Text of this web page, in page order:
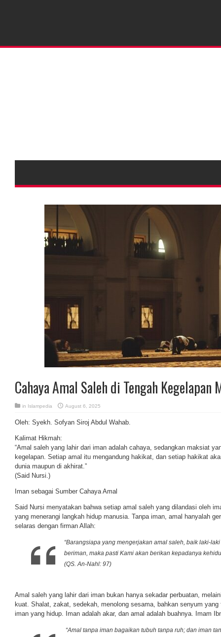
Cahaya Amal Saleh di Tengah Kegelapan
in Islampedia August 6, 2025
Oleh: Syekh. Sofyan Siroj Abdul Wahab.
Kalimat Hikmah:
“Amal saleh yang lahir dari iman adalah cahaya, sedangkan maksiat
kegelapan. Setiap amal itu mengandung hakikat, dan setiap hakikat
dunia maupun di akhirat.”
(Said Nursi.)
Iman sebagai Sumber Cahaya Amal
Said Nursi menyatakan bahwa setiap amal saleh yang dilandasi oleh
yang menerangi langkah hidup manusia. Tanpa iman, amal hanyalah
selaras dengan firman Allah:
“Barangsiapa yang mengerjakan amal saleh, baik laki-
beriman, maka pasti Kami akan berikan kepadanya
(QS. An-Nahl: 97)
Amal saleh yang lahir dari iman bukan hanya sekadar perbuatan,
kuat. Shalat, zakat, sedekah, menolong sesama, bahkan senyum
iman yang hidup. Iman adalah akar, dan amal adalah buahnya. Imam
“Amal tanpa iman bagaikan tubuh tanpa ruh; dan iman